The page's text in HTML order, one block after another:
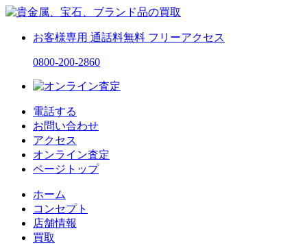
お客様専用 通話料無料 フリーアクセス
0800-200-2860
電話する
お問い合わせ
アクセス
オンライン査定
ページトップ
ホーム
コンセプト
店舗情報
買取